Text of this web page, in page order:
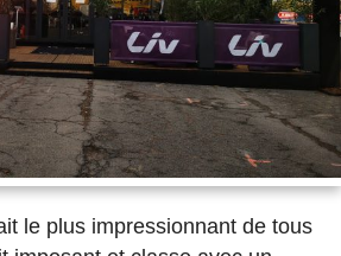
le plus impressionnant de tous